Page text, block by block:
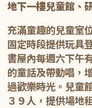
地下一樓兒童館、
充滿童趣的兒童室
固定時段提供玩具
書屋內每週六下午
的童話及帶動唱，
過歡樂時光。兒童
３９人，提供場地